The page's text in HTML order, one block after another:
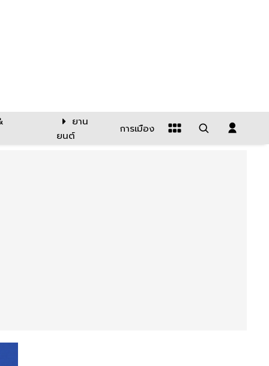
ยาน
ยนต์
การเมือง